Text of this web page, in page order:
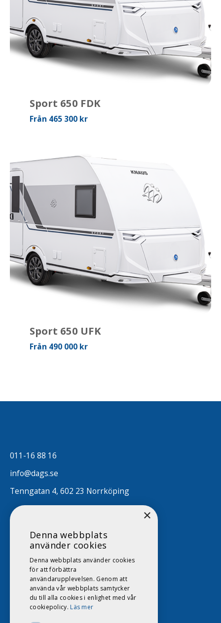
Sport 650 FDK
Från 465 300 kr
Sport 650 UFK
Från 490 000 kr
011-16 88 16
info@dags.se
Tenngatan 4, 602 23 Norrköping
×
Denna webbplats
använder cookies
Denna webbplats använder cookies
för att förbättra
användarupplevelsen. Genom att
använda vår webbplats samtycker
du till alla cookies i enlighet med vår
cookiepolicy. Läs mer